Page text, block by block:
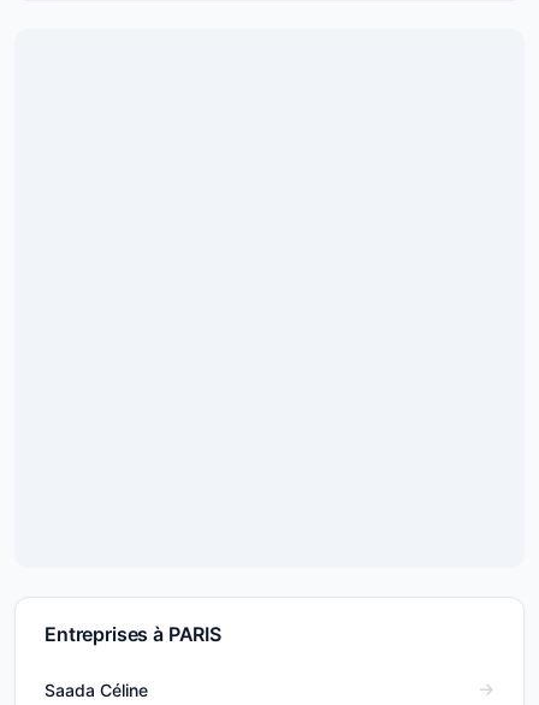
Entreprises à PARIS
Saada Céline